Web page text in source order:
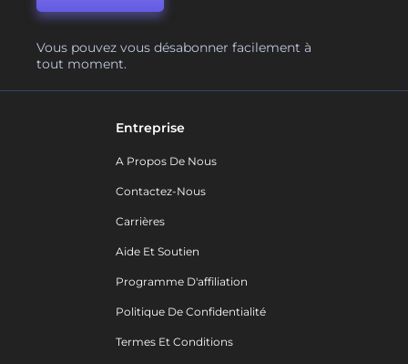
Vous pouvez vous désabonner facilement à
tout moment.
Entreprise
A Propos De Nous
Contactez-Nous
Carrières
Aide Et Soutien
Programme D'affiliation
Politique De Confidentialité
Termes Et Conditions